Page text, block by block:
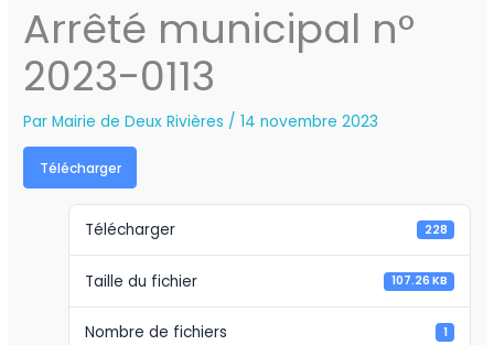
Arrêté municipal n°
2023-0113
ParMairie de Deux Rivières /14 novembre 2023
Télécharger
Télécharger 228
Taille du fichier 107.26 KB
Nombre de fichiers 1